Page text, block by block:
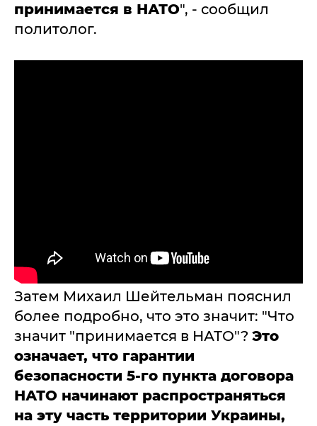
принимается в НАТО", - сообщил
политолог.
Затем Михаил Шейтельман пояснил
более подробно, что это значит: "Что
значит "принимается в НАТО"? Это
означает, что гарантии
безопасности 5-го пункта договора
НАТО начинают распространяться
на эту часть территории Украины,